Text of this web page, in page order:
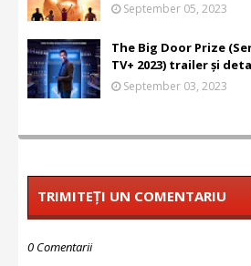
September 05, 2023
The Big Door Prize
TV+ 2023) trailer și
September 03, 2023
TRIMITEȚI UN COMENTARIU
0 Comentarii